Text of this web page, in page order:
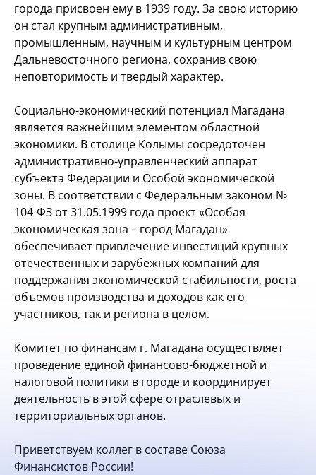
города присвоен ему в 1939 году. За свою историю
он стал крупным административным,
промышленным, научным и культурным центром
Дальневосточного региона, сохранив свою
неповторимость и твердый характер.
Социально-экономический потенциал Магадана
является важнейшим элементом областной
экономики. В столице Колымы сосредоточен
административно-управленческий аппарат
субъекта Федерации и Особой экономической
зоны. В соответствии с Федеральным законом №
104-ФЗ от 31.05.1999 года проект «Особая
экономическая зона – город Магадан»
обеспечивает привлечение инвестиций крупных
отечественных и зарубежных компаний для
поддержания экономической стабильности, роста
объемов производства и доходов как его
участников, так и региона в целом.
Комитет по финансам г. Магадана осуществляет
проведение единой финансово-бюджетной и
налоговой политики в городе и координирует
деятельность в этой сфере отраслевых и
территориальных органов.
Приветствуем коллег в составе Союза
Финансистов России!